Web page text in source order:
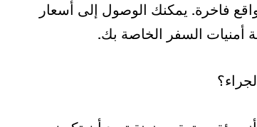
فاخرة. يمكنك الوصول إلى أسعار
أمنيات السفر الخاصة بك.